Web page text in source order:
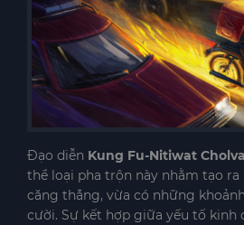
Đạo diễn Kung Fu-Nitiwat
thể loại pha trộn này nhằm tạo
căng thẳng, vừa có những
cười. Sự kết hợp giữa yếu tố kinh